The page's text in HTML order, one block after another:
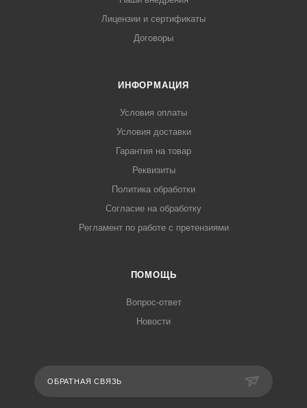
Лицензии и сертификаты
Договоры
ИНФОРМАЦИЯ
Условия оплаты
Условия доставки
Гарантия на товар
Реквизиты
Политика обработки
Согласие на обработку
Регламент по работе с претензиями
ПОМОЩЬ
Вопрос-ответ
Новости
ОБРАТНАЯ СВЯЗЬ